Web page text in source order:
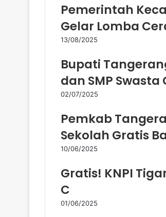
a
e
m
i
l
A
n
a
Pemerintah
Gelar Lomba
13/08/2025
Bupati
dan SMP Swasta
02/07/2025
Pemkab
Sekolah Gratis
10/06/2025
Gratis! KNPI
C
01/06/2025